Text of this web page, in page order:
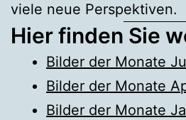
viele neue Perspektiven.
Hier finden Sie
Bilder der Monate
Bilder der Monate
Bilder der Monate